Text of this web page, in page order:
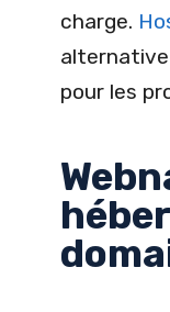
charge.
pour les